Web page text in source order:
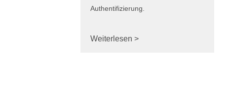
Authentifizierung.
Weiterlesen >